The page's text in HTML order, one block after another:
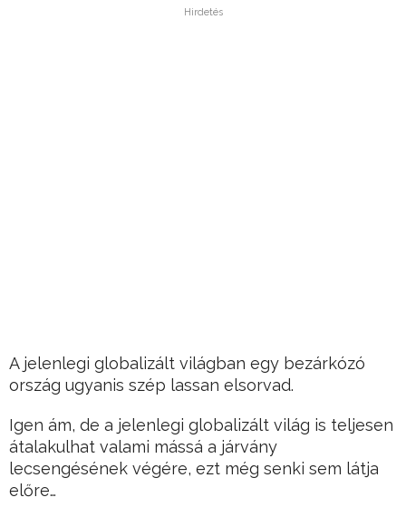
Hirdetés
A jelenlegi globalizált világban egy bezárkózó
ország ugyanis szép lassan elsorvad.
Igen ám, de a jelenlegi globalizált világ is teljesen
átalakulhat valami mássá a járvány
lecsengésének végére, ezt még senki sem látja
előre…